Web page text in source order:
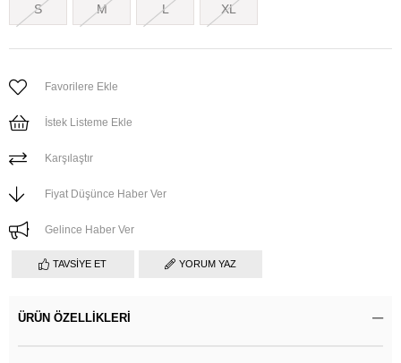
S M L XL
Favorilere Ekle
İstek Listeme Ekle
Karşılaştır
Fiyat Düşünce Haber Ver
Gelince Haber Ver
TAVSIYE ET YORUM YAZ
ÜRÜN ÖZELLIKLERI